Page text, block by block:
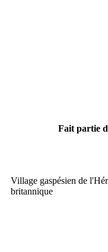
Fait partie
Village gaspésien de
britannique